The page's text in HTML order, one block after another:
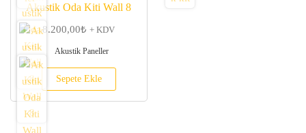
Akustik Oda Kiti Wall 8
8.200,00₺ + KDV
Akustik Paneller
Sepete Ekle